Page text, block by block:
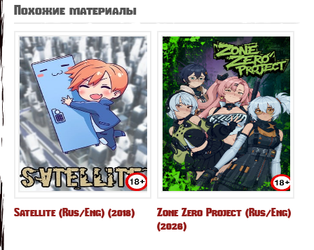
Похожие материалы
Satellite (Rus/Eng) (2018)
Zone Zero Project (Rus/Eng)
(2026)